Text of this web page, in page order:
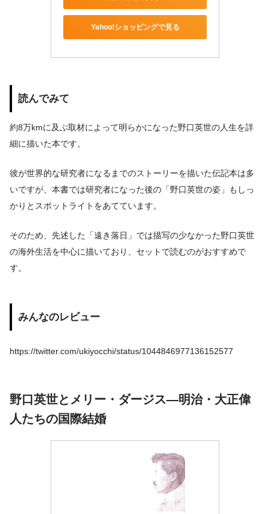
Yahoo!ショッピングで見る
読んでみて
約8万kmに及ぶ取材によって明らかになった野口英世の人生を詳
細に描いた本です。
彼が世界的な研究者になるまでのストーリーを描いた伝記本は多
いですが、本書では研究者になった後の「野口英世の姿」もしっ
かりとスポットライトをあてています。
そのため、先述した「遠き落日」では描写の少なかった野口英世
の海外生活を中心に描いており、セットで読むのがおすすめで
す。
みんなのレビュー
https://twitter.com/ukiyocchi/status/1044846977136152577
野口英世とメリー・ダージス―明治・大正偉
人たちの国際結婚